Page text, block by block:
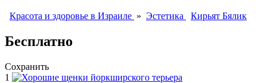
Красота и здоровье в Израиле » Эстетика Кирьят Бялик
Бесплатно
Сохранить
1